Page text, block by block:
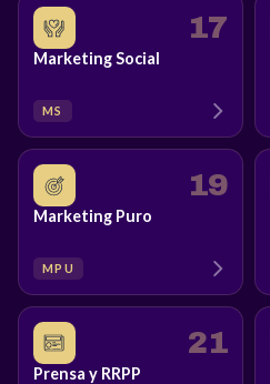
17
Marketing Social
MS
19
Marketing Puro
MPU
21
Prensa y RRPP